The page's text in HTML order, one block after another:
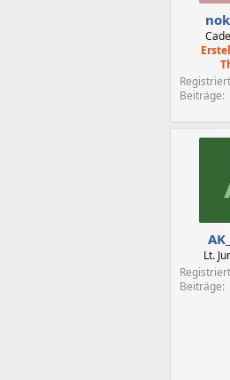
Registriert
Beiträge
Lt.
Registriert
Beiträge